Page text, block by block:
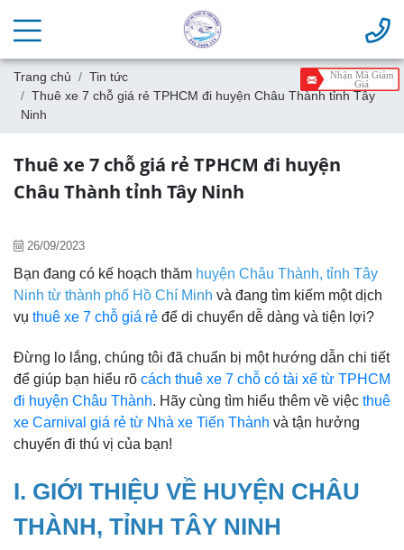
Trang chủ
Tin tức
Thuê xe 7 chỗ giá rẻ TPHCM đi huyện Châu Thành tỉnh Tây
Ninh
Thuê xe 7 chỗ giá rẻ TPHCM đi huyện
Châu Thành tỉnh Tây Ninh
26/09/2023
Bạn đang có kế hoạch thăm huyện Châu Thành, tỉnh Tây
Ninh từ thành phố Hồ Chí Minh và đang tìm kiếm một dịch
vụ thuê xe 7 chỗ giá rẻ để di chuyển dễ dàng và tiện lợi?
Đừng lo lắng, chúng tôi đã chuẩn bị một hướng dẫn chi tiết
để giúp bạn hiểu rõ cách thuê xe 7 chỗ có tài xế từ TPHCM
đi huyện Châu Thành. Hãy cùng tìm hiểu thêm về việc thuê
xe Carnival giá rẻ từ Nhà xe Tiến Thành và tận hưởng
chuyến đi thú vị của bạn!
I. GIỚI THIỆU VỀ HUYỆN CHÂU
THÀNH, TỈNH TÂY NINH
Nhận Mã Giảm
Giá